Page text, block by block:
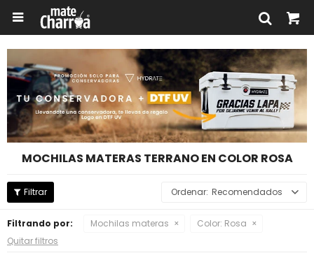

MOCHILAS MATERAS TERRANO EN COLOR ROSA
Recomendados
Filtrando por: Mochilas materas Color: Rosa
Quitar filtros